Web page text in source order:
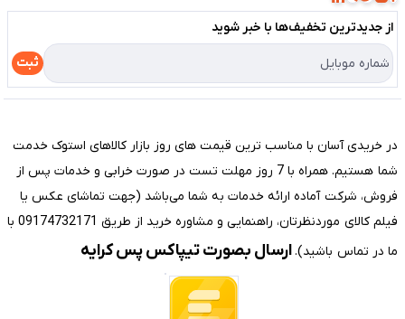
لیست محصولات
درباره ما
تماس با ما
حریم خصوصی
راهنما
از جدید‌ترین تخفیف‌ها با‌ خبر شوید
ثبت
در خریدی آسان با مناسب ترین قیمت های روز بازار کالاهای استوک خدمت
شما هستیم. همراه با 7 روز مهلت تست در صورت خرابی و خدمات پس از
فروش، شرکت آماده ارائه خدمات به شما می‌باشد (جهت تماشای عکس یا
فیلم کالای موردنظرتان، راهنمایی و مشاوره خرید از طریق 09174732171 با
ما در تماس باشید).ارسال بصورت تیپاکس پس کرایه